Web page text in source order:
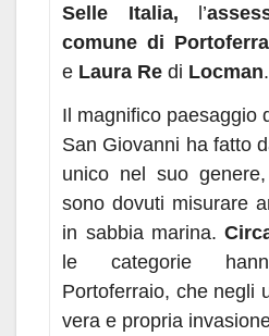
Selle Italia, l’
comune di
e Laura Re di Locman.
Il magnifico paesaggio
San Giovanni ha fatto
unico nel suo
sono dovuti misurare
in sabbia marina.
le categorie
Portoferraio, che negli
vera e propria